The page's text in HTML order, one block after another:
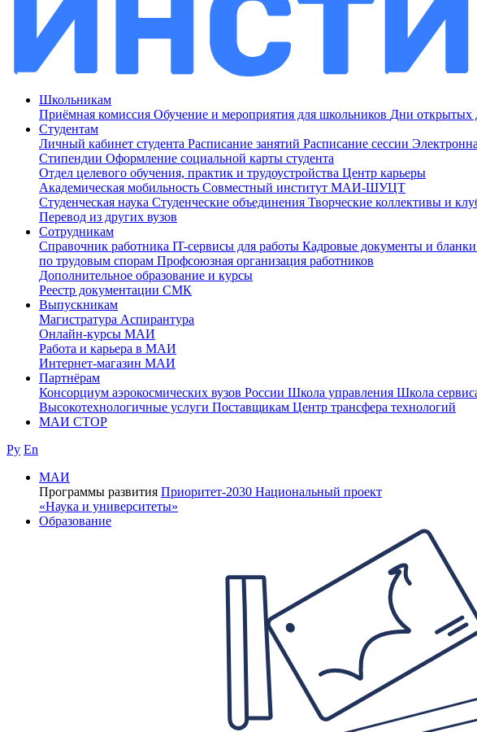
Школьникам
Приёмная комиссия Обучение и мероприятия для школьников Дни открытых
Студентам
Личный кабинет студента Расписание занятий Расписание сессии
Стипендии Оформление социальной карты студента
Отдел целевого обучения, практик и трудоустройства Центр карьеры
Академическая мобильность Совместный институт МАИ-ШУЦТ
Студенческая наука Студенческие объединения Творческие коллективы и
Перевод из других вузов
Сотрудникам
Cправочник работника IT-сервисы для работы Кадровые документы и бланки
по трудовым спорам Профсоюзная организация работников
Дополнительное образование и курсы
Реестр документации СМК
Выпускникам
Магистратура Аспирантура
Онлайн-курсы МАИ
Работа и карьера в МАИ
Интернет-магазин МАИ
Партнёрам
Консорциум аэрокосмических вузов России Школа управления Школа
Высокотехнологичные услуги Поставщикам Центр трансфера технологий
МАИ СТОР
Ру En
МАИ
Программы развития Приоритет-2030 Национальный проект
«Наука и университеты»
Образование